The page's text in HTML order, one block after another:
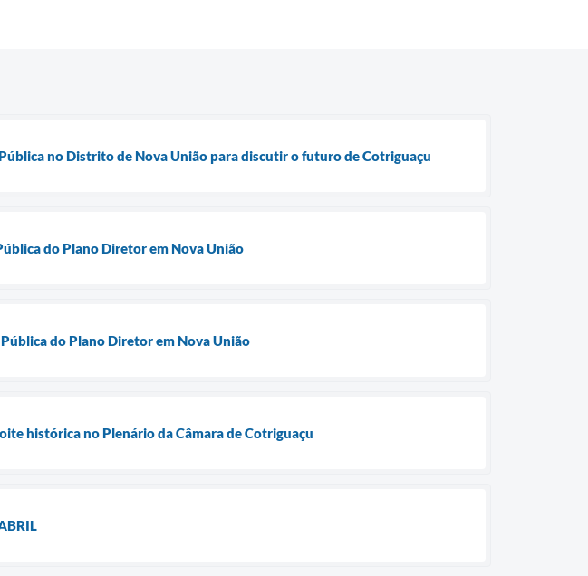
no Distrito de Nova União para discutir o futuro de Cotriguaçu
do Plano Diretor em Nova União
do Plano Diretor em Nova União
histórica no Plenário da Câmara de Cotriguaçu